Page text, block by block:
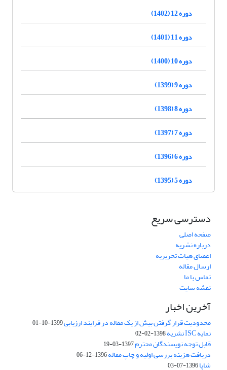
دوره 12 (1402)
دوره 11 (1401)
دوره 10 (1400)
دوره 9 (1399)
دوره 8 (1398)
دوره 7 (1397)
دوره 6 (1396)
دوره 5 (1395)
دسترسی سریع
صفحه اصلی
درباره نشریه
اعضای هیات تحریریه
ارسال مقاله
تماس با ما
نقشه سایت
آخرین اخبار
محدودیت قرار گرفتن بیش از یک مقاله در فرایند ارزیابی1399-10-01
نمایه ISC نشریه 1398-02-02
قابل توجه نویسندگان محترم1397-03-19
دریافت هزینه بررسی اولیه و چاپ مقاله1396-12-06
شاپا1396-07-03